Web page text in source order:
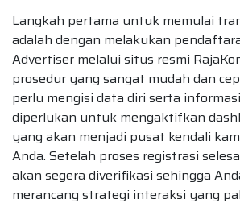
Langkah pertama untuk memulai
adalah dengan melakukan
Advertiser melalui situs resmi
prosedur yang sangat mudah dan
perlu mengisi data diri serta
diperlukan untuk mengaktifkan
yang akan menjadi pusat kendali
Anda. Setelah proses registrasi
akan segera diverifikasi sehingga
merancang strategi interaksi yang